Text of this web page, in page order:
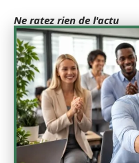
Ne ratez rien de l'actu